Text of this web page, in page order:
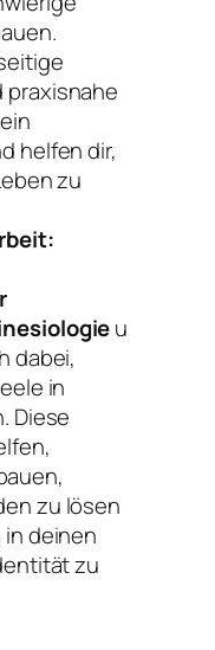
helfen dir,
zu
u
dabei,
in
Diese
zu lösen
deinen
zu